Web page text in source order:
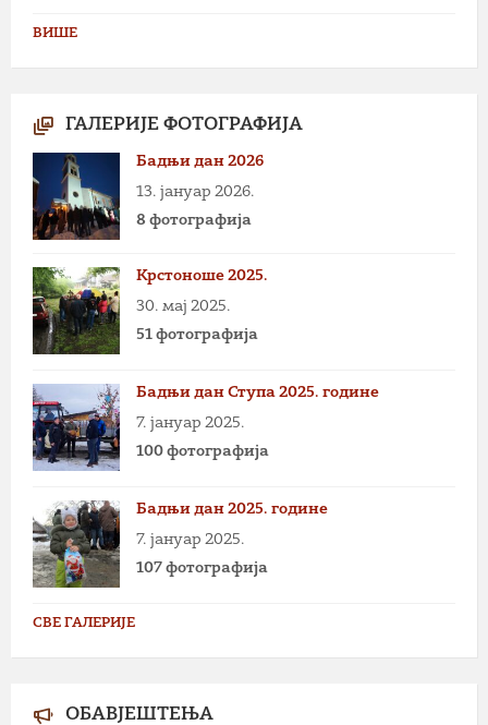
ВИШЕ
ГАЛЕРИЈЕ ФОТОГРАФИЈА
Бадњи дан 2026
13. јануар 2026.
8 фотографија
Крстоноше 2025.
30. мај 2025.
51 фотографија
Бадњи дан Ступа 2025. године
7. јануар 2025.
100 фотографија
Бадњи дан 2025. године
7. јануар 2025.
107 фотографија
СВЕ ГАЛЕРИЈЕ
ОБАВЈЕШТЕЊА